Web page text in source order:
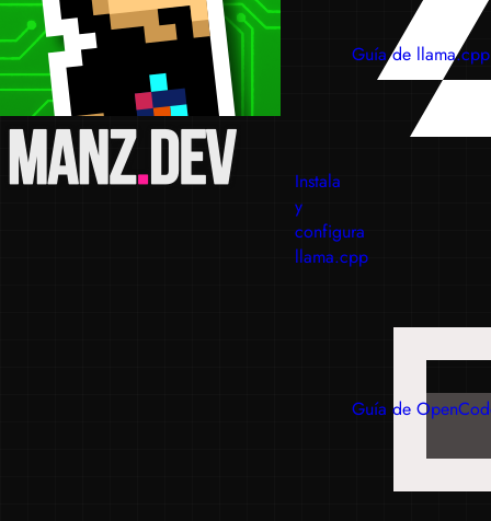
Guía de llama.cpp
Instala
y
configura
llama.cpp
Guía de